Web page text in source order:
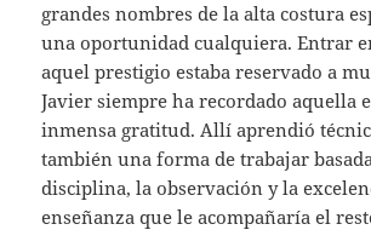
grandes nombres de la alta costura
una oportunidad cualquiera. Entrar
aquel prestigio estaba reservado a
Javier siempre ha recordado aquella
inmensa gratitud. Allí aprendió
también una forma de trabajar
disciplina, la observación y la
enseñanza que le acompañaría el